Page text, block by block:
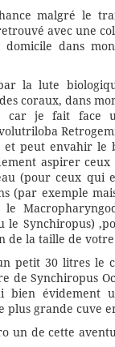
malgré le
avec une
dans
la lute
coraux, dans
car je fait face
et peut envahir le
aspirer ceux
(pour ceux qui
(par exemple
le
le Synchiropus)
de la taille de
petit 30 litres le
de Synchiropus
bien évidement
plus grande cuve
un de cette